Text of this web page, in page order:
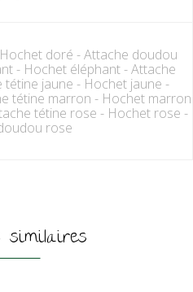
doré - Attache doudou
- Hochet éléphant - Attache
tétine jaune - Hochet jaune -
tétine marron - Hochet marron
tétine rose - Hochet rose -
rose
similaires